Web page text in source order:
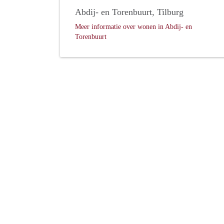
Abdij- en Torenbuurt, Tilburg
Meer informatie over wonen in Abdij- en
Torenbuurt